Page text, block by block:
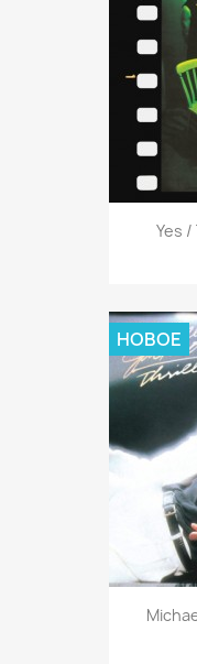
Yes /
НОВОЕ